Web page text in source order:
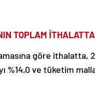
TOPLAM
göre ithalatta,
%14,0 ve tüketim